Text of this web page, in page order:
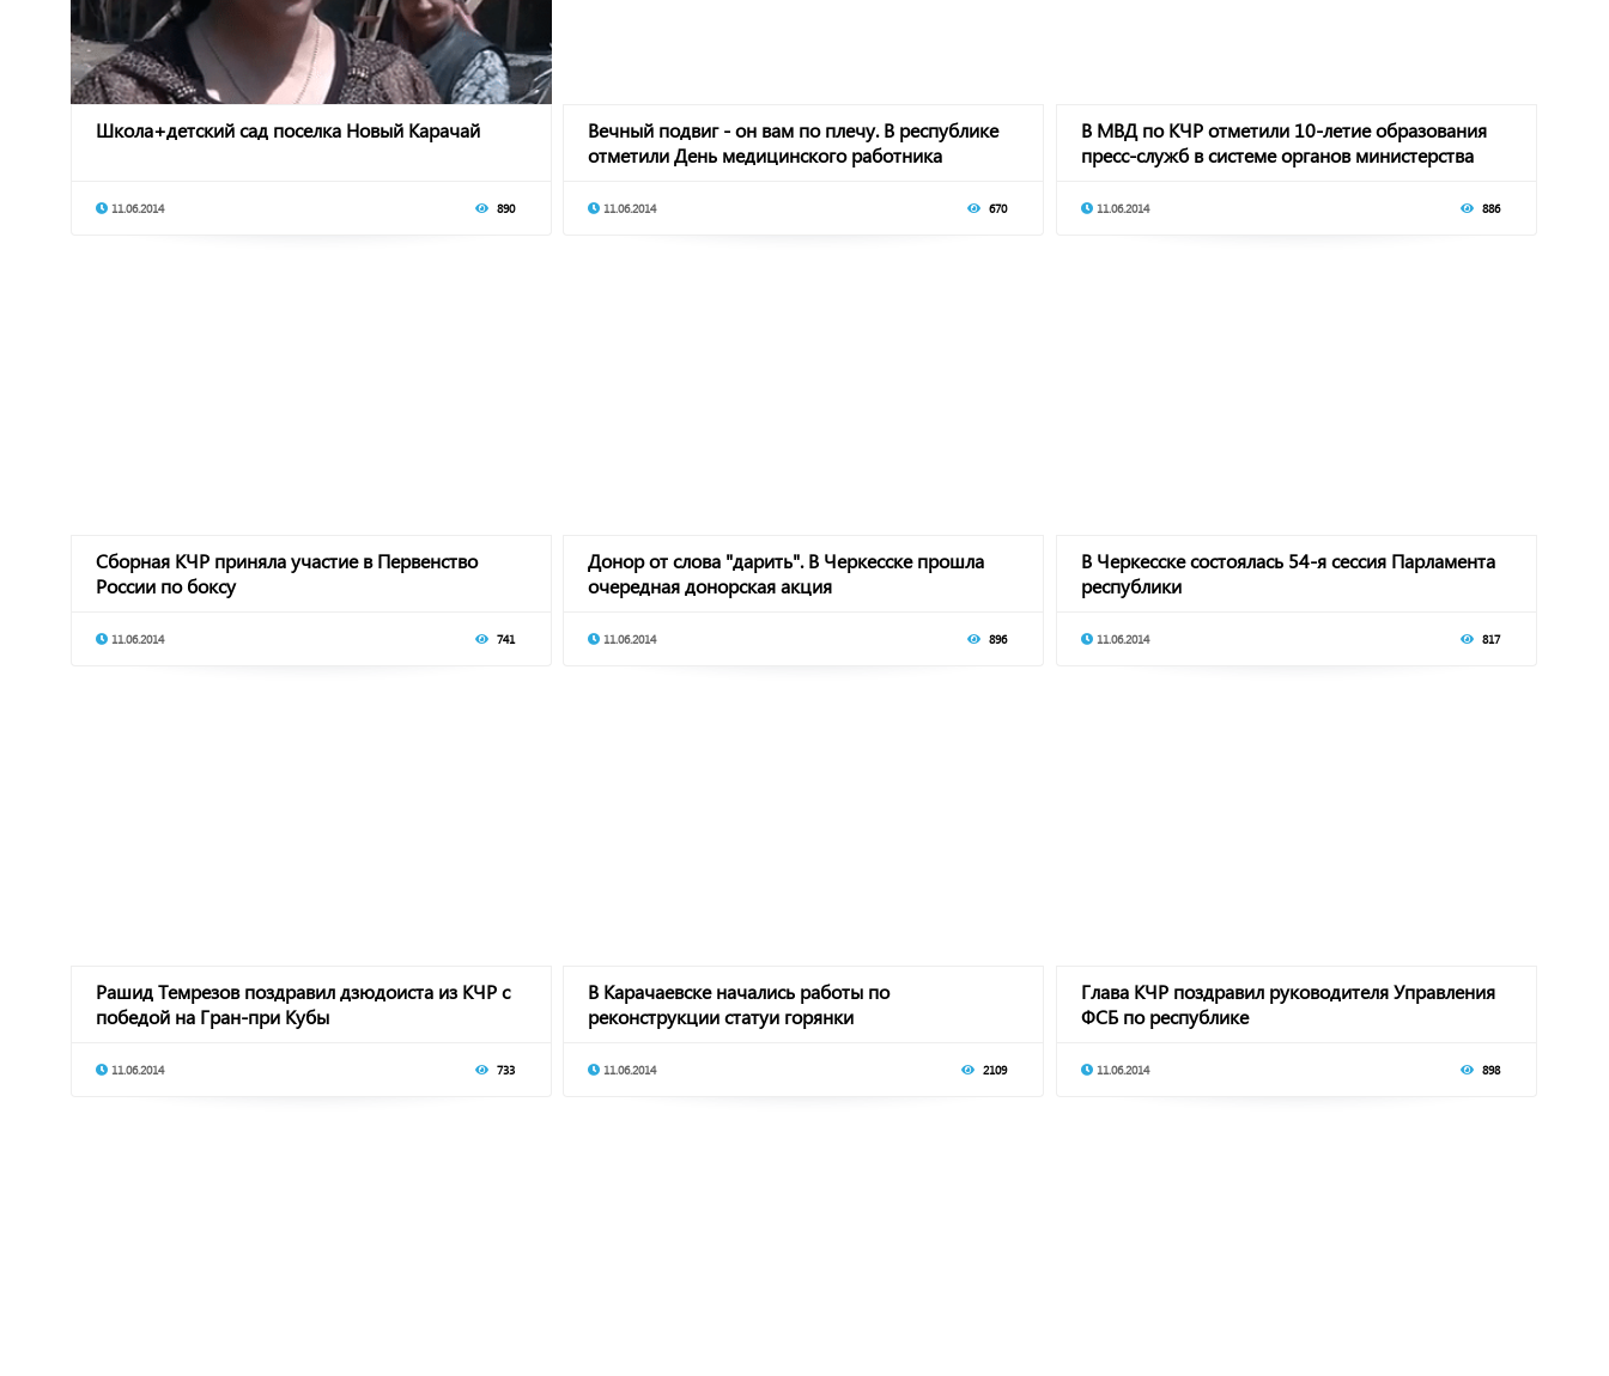
Школа+детский сад поселка Новый Карачай
11.06.2014 890
Вечный подвиг - он вам по плечу. В республике
отметили День медицинского работника
11.06.2014 670
В МВД по КЧР отметили 10-летие образования
пресс-служб в системе органов министерства
11.06.2014 886
Сборная КЧР приняла участие в Первенство
России по боксу
11.06.2014 741
Донор от слова "дарить". В Черкесске прошла
очередная донорская акция
11.06.2014 896
В Черкесске состоялась 54-я сессия Парламента
республики
11.06.2014 817
Рашид Темрезов поздравил дзюдоиста из КЧР с
победой на Гран-при Кубы
11.06.2014 733
В Карачаевске начались работы по
реконструкции статуи горянки
11.06.2014 2109
Глава КЧР поздравил руководителя Управления
ФСБ по республике
11.06.2014 898